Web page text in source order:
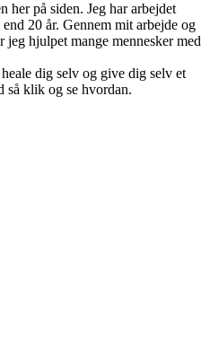
her på siden. Jeg har arbejdet
20 år. Gennem mit arbejde og
hjulpet mange mennesker med
dig selv og give dig selv et
så klik og se hvordan.